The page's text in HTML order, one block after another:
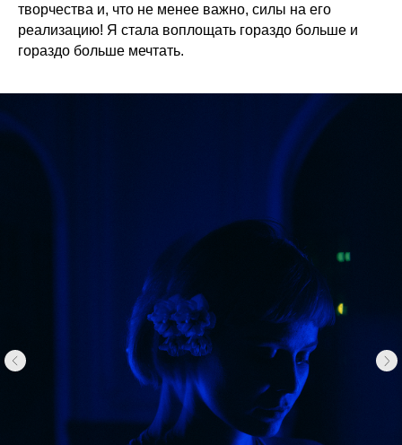
творчества и, что не менее важно, силы на его
реализацию! Я стала воплощать гораздо больше и
гораздо больше мечтать.